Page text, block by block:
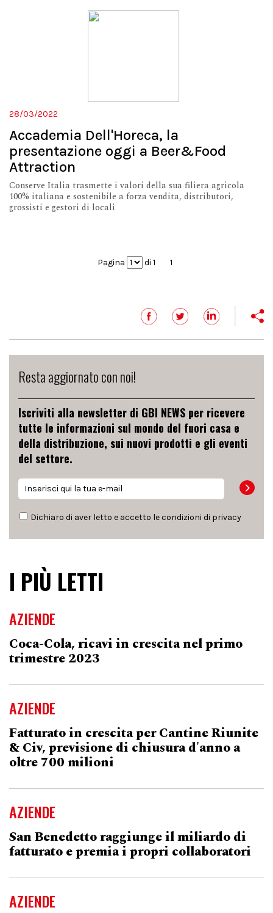
28/03/2022
Accademia Dell'Horeca, la
presentazione oggi a Beer&Food
Attraction
Conserve Italia trasmette i valori della sua filiera agricola
100% italiana e sostenibile a forza vendita, distributori,
grossisti e gestori di locali
Pagina di 1 1
Resta aggiornato con noi!
Iscriviti alla newsletter di GBI NEWS per ricevere
tutte le informazioni sul mondo del fuori casa e
della distribuzione, sui nuovi prodotti e gli eventi
del settore.
Dichiaro di aver letto e accetto le condizioni di privacy
I PIÙ LETTI
AZIENDE
Coca-Cola, ricavi in crescita nel primo
trimestre 2023
AZIENDE
Fatturato in crescita per Cantine Riunite
& Civ, previsione di chiusura d'anno a
oltre 700 milioni
AZIENDE
San Benedetto raggiunge il miliardo di
fatturato e premia i propri collaboratori
AZIENDE